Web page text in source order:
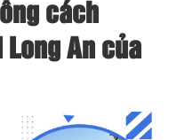
cách
Long An của